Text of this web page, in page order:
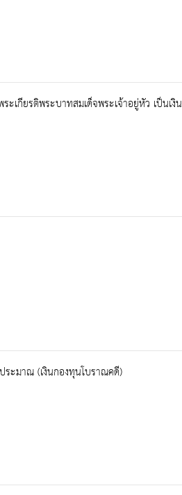
เกียรติพระบาทสมเด็จพระเจ้าอยู่หัว เป็นเงิน
ระมาณ (เงินกองทุนโบราณคดี)